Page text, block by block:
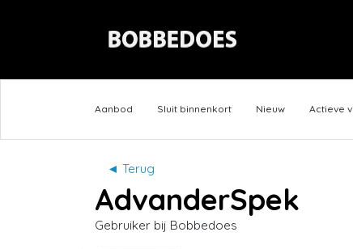
Aanbod Sluit binnenkort Nieuw Actieve
◄ Terug
AdvanderSpek
Gebruiker bij Bobbedoes